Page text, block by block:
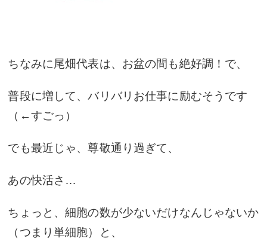
ちなみに尾畑代表は、お盆の間も絶好調！で、
普段に増して、バリバリお仕事に励むそうです
（←すごっ）
でも最近じゃ、尊敬通り過ぎて、
あの快活さ…
ちょっと、細胞の数が少ないだけなんじゃないか
（つまり単細胞）と、